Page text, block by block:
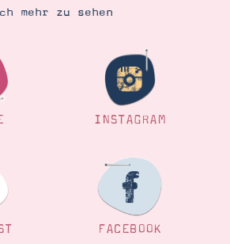
mehr zu sehen
INSTAGRAM
FACEBOOK